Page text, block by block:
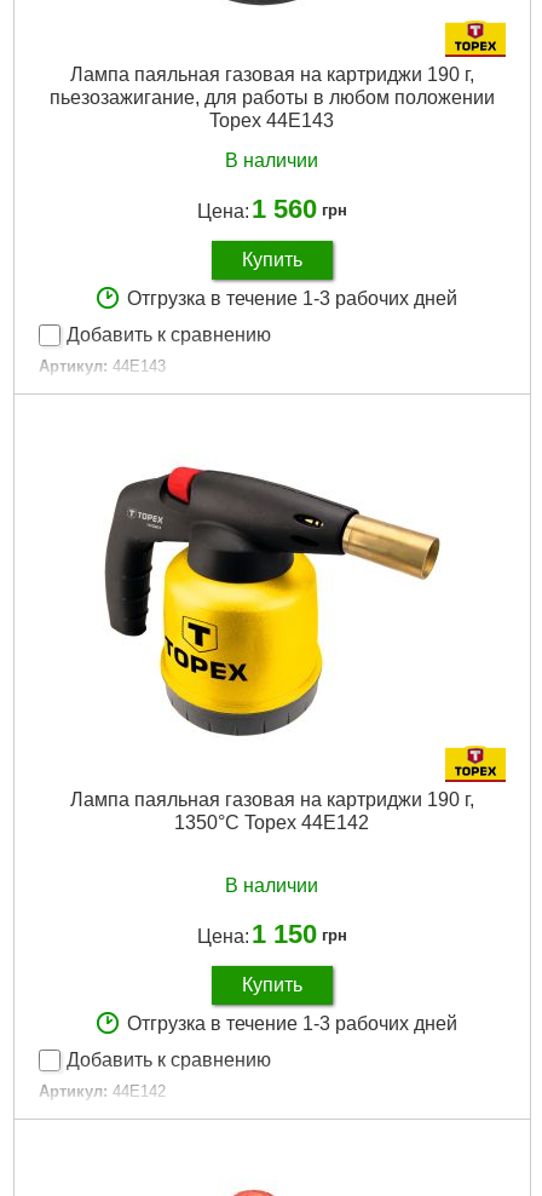
Лампа паяльная газовая на картриджи 190 г,
пьезозажигание, для работы в любом положении
Topex 44E143
В наличии
Цена: 1 560 грн
Купить
Отгрузка в течение 1-3 рабочих дней
Добавить к сравнению
Артикул: 44E143
Код товара: 17.29.17
Температура пламени:
Рабочая температура:
1350°C
Расход газа: 180 g/h
Вес газового картриджа: 190 g
Габариты упаковки:
240x160x120 мм
Вес брутто:
710 г
Подробнее...
Лампа паяльная газовая на картриджи 190 г,
1350°C Topex 44E142
В наличии
Цена: 1 150 грн
Купить
Отгрузка в течение 1-3 рабочих дней
Добавить к сравнению
Артикул: 44E142
Код товара: 17.29.16
1350 st C